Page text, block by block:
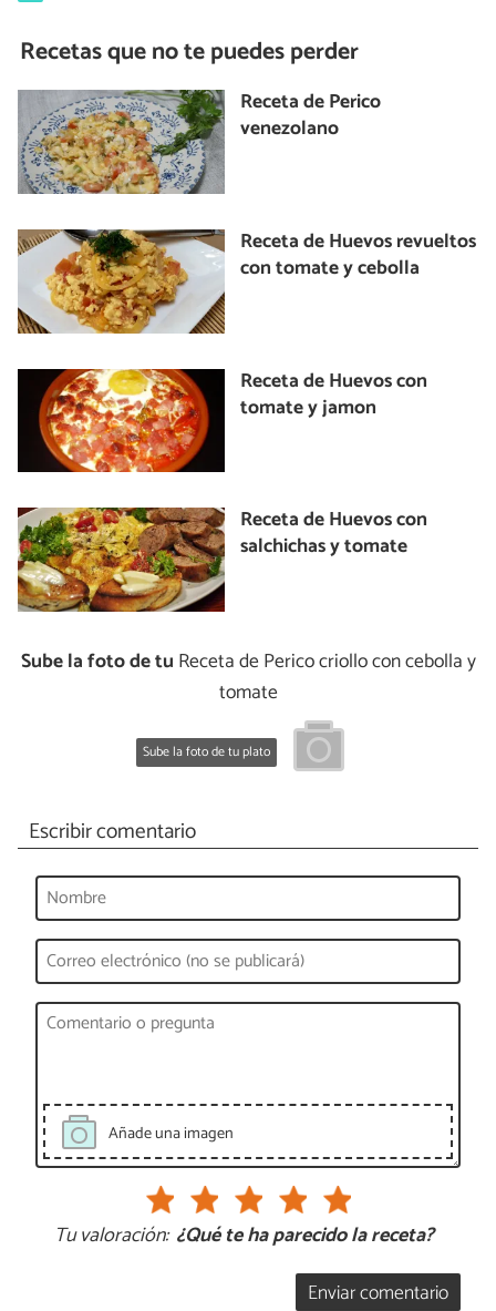
Recetas que no te puedes perder
Receta de Perico
venezolano
Receta de Huevos revueltos
con tomate y cebolla
Receta de Huevos con
tomate y jamon
Receta de Huevos con
salchichas y tomate
Sube la foto de tu Receta de Perico criollo con cebolla y
tomate
Sube la foto de tu plato
Escribir comentario
Añade una imagen
Tu valoración: ¿Qué te ha parecido la receta?
Enviar comentario